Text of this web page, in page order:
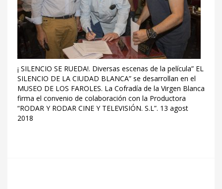
¡ SILENCIO SE RUEDA!. Diversas escenas de la película” EL
SILENCIO DE LA CIUDAD BLANCA” se desarrollan en el
MUSEO DE LOS FAROLES. La Cofradía de la Virgen Blanca
firma el convenio de colaboración con la Productora
“RODAR Y RODAR CINE Y TELEVISIÓN. S.L”. 13 agost
2018